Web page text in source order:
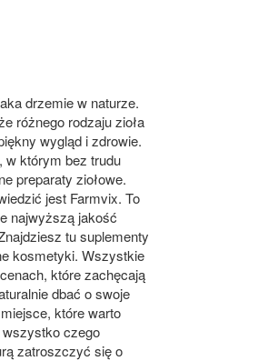
drzemie w naturze.
różnego rodzaju zioła
wygląd i zdrowie.
w którym bez trudu
preparaty ziołowe.
jest Farmvix. To
najwyższą jakość
tu suplementy
kosmetyki. Wszystkie
które zachęcają
dbać o swoje
które warto
czego
zatroszczyć się o